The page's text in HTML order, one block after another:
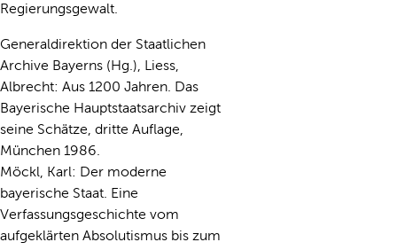
Regierungsgewalt.
Generaldirektion der Staatlichen
Archive Bayerns (Hg.), Liess,
Albrecht: Aus 1200 Jahren. Das
Bayerische Hauptstaatsarchiv zeigt
seine Schätze, dritte Auflage,
München 1986.
Möckl, Karl: Der moderne
bayerische Staat. Eine
Verfassungsgeschichte vom
aufgeklärten Absolutismus bis zum